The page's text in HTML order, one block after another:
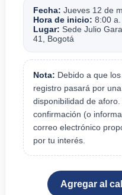
Fecha: Jueves 12 de
Hora de inicio: 8:00
Lugar: Sede Julio
41, Bogotá
Nota: Debido a que
registro pasará por
disponibilidad de
confirmación (o
correo electrónico
por tu interés.
Agregar al